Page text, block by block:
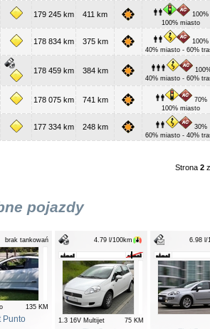
179 245 km 411 km
100%
100% miasto
178 834 km 375 km
100%
40% miasto - 60%
178 459 km 384 km
40% miasto - 60%
178 075 km 741 km
70%
100% miasto
177 334 km 248 km
30%
60% miasto - 40%
Strona 2
pojazdy
brak tankowań
135 KM
Punto
4.79 l/100km
1.3 16V Multijet 75 KM
6.98 l/